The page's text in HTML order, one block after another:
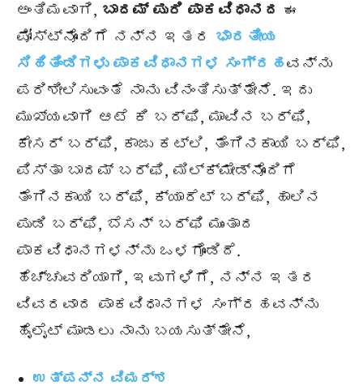
ಅಂತಿಮವಾಗಿ, ಬಾದಮ್ ಪುರಿ ಪಾಕವಿಧಾನದ ಈ
ಪೋಸ್ಟ್‌ನೊಂದಿಗೆ ನನ್ನ ಇತರ ಭಾರತೀಯ
ಸಿಹಿತಿಂಡಿಗಳು ಪಾಕವಿಧಾನಗಳ ಸಂಗ್ರಹವನ್ನು
ಪರಿಶೀಲಿಸುವಂತೆ ನಾನು ವಿನಂತಿಸುತ್ತೇನೆ. ಇದು
ಮುಖ್ಯವಾಗಿ ಆಟೆ ಕಿ ಬರ್ಫಿ, ಮಾವಿನ ಬರ್ಫಿ,
ಕೇಸರ್ ಬರ್ಫಿ, ಕಾಜು ಕಟ್ಲಿ, ತೆಂಗಿನಕಾಯಿ ಬರ್ಫಿ,
ಪಿಸ್ತಾ ಬಾದಮ್ ಬರ್ಫಿ, ಮಿಲ್ಕ್‌ಮೇಡ್‌ನೊಂದಿಗೆ
ತೆಂಗಿನಕಾಯಿ ಬರ್ಫಿ, ಕ್ಯಾರೆಟ್ ಬರ್ಫಿ, ಹಾಲಿನ
ಪುಡಿ ಬರ್ಫಿ, ಬೆಸನ್ ಬರ್ಫಿ ಮುಂತಾದ
ಪಾಕವಿಧಾನಗಳನ್ನು ಒಳಗೊಂಡಿದೆ.
ಹೆಚ್ಚುವರಿಯಾಗಿ, ಇವುಗಳಿಗೆ, ನನ್ನ ಇತರ
ವಿವರವಾದ ಪಾಕವಿಧಾನಗಳ ಸಂಗ್ರಹವನ್ನು
ಹೈಲೈಟ್ ಮಾಡಲು ನಾನು ಬಯಸುತ್ತೇನೆ,
ಉತ್ಪನ್ನ ವಿಮರ್ಶ